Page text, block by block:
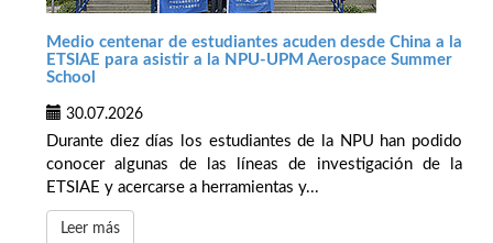
Medio centenar de estudiantes acuden desde China a la
ETSIAE para asistir a la NPU-UPM Aerospace Summer
School
30.07.2026
Durante diez días los estudiantes de la NPU han podido
conocer algunas de las líneas de investigación de la
ETSIAE y acercarse a herramientas y...
Leer más